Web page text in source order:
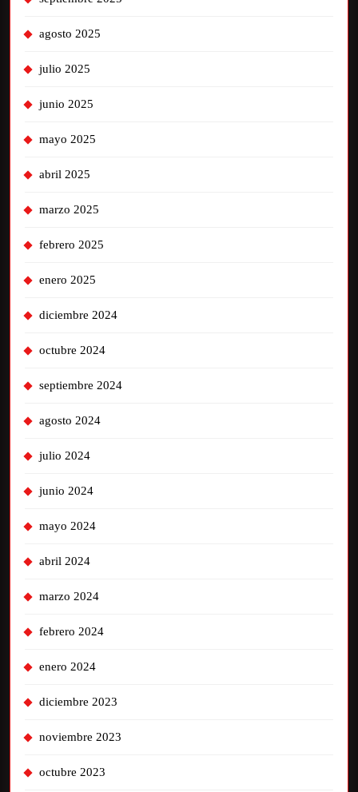
agosto 2025
julio 2025
junio 2025
mayo 2025
abril 2025
marzo 2025
febrero 2025
enero 2025
diciembre 2024
octubre 2024
septiembre 2024
agosto 2024
julio 2024
junio 2024
mayo 2024
abril 2024
marzo 2024
febrero 2024
enero 2024
diciembre 2023
noviembre 2023
octubre 2023